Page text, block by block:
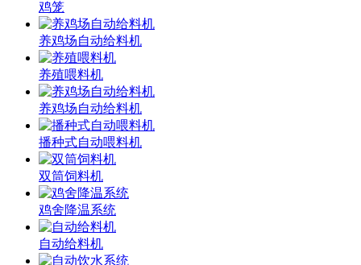
鸡笼
养鸡场自动给料机
养殖喂料机
养鸡场自动给料机
播种式自动喂料机
双筒饲料机
鸡舍降温系统
自动给料机